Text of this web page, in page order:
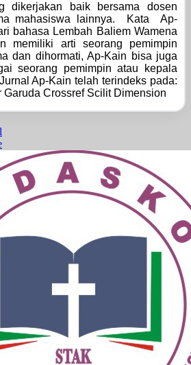
dikerjakan baik bersama dosen
mahasiswa lainnya. Kata Ap-
bahasa Lembah Baliem Wamena
memiliki arti seorang pemimpin
dan dihormati, Ap-Kain bisa juga
seorang pemimpin atau kepala
Ap-Kain telah terindeks pada:
Garuda Crossref Scilit Dimension